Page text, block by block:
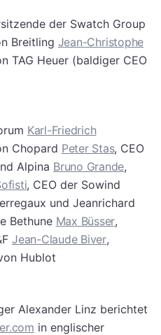
der Swatch Group
Breitling Jean-Christophe
TAG Heuer (baldiger CEO
Karl-Friedrich
Chopard Peter Stas, CEO
Alpina Bruno Grande,
, CEO der Sowind
und Jeanrichard
Bethune Max Büsser,
Jean-Claude Biver,
Hublot
Alexander Linz berichtet
in englischer